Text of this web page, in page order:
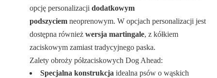
opcję personalizacjidodatkowym
podszyciem neoprenowym. W opcjach personalizacji jest
dostępna równieżwersja martingale, z kółkiem
zaciskowym zamiast tradycyjnego paska.
Zalety obroży półzaciskowych Dog Ahead:
Specjalna konstrukcja idealna psów o wąskich